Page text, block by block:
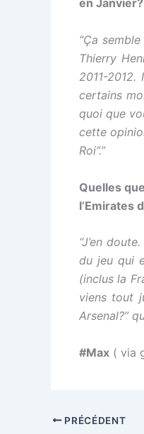
en Janvier?
“Ça
Thierry
2011-
certains
quoi que
cette
Roi”.”
Quelles
l’Emirates
“J’en
du jeu qui
(inclus la
viens tout
Arsenal?”
#Max ( via
PRÉCÉDENT